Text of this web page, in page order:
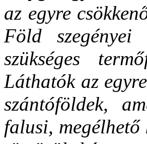
az egyre
Föld szegényei
szükséges
Láthatók az
szántóföldek,
falusi,